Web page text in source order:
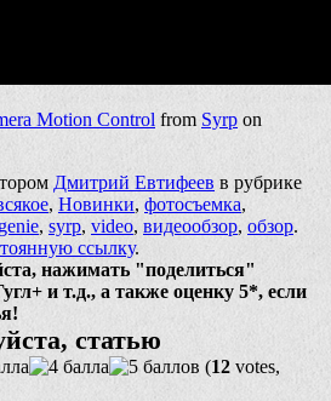
Motion Control from Syrp on
Дмитрий Евтифеев в рубрике
, Новинки, фотосъемка,
genie, syrp, video, видеообзор, обзор.
ссылку.
нажимать "поделиться"
и т.д., а также оценку 5*, если
статью
(12 votes,